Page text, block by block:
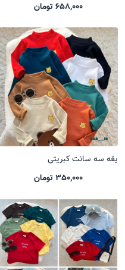
658,000 تومان
یقه سه سانت کبریتی
350,000 تومان